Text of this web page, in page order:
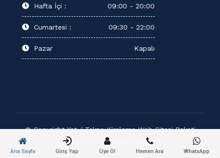
Hafta İçi : 09:00 - 20:00
Cumartesi : 09:30 - 22:00
Pazar Kapalı
© Copyright Yat / Tekne Kiralama Web Sitesi Paketi
Ship v6.0 | YAPIMCI FİRMA
Ana Sayfa Giriş Yap Üye Ol Hemen Ara WhatsApp